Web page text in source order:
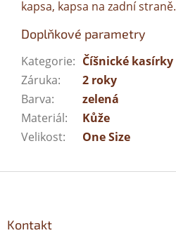
kapsa, kapsa na zadní straně.
Doplňkové parametry
Kategorie: Číšnické kasírky
Záruka:
2 roky
Barva:
zelená
Materiál:
Kůže
Velikost: One Size
Kontakt